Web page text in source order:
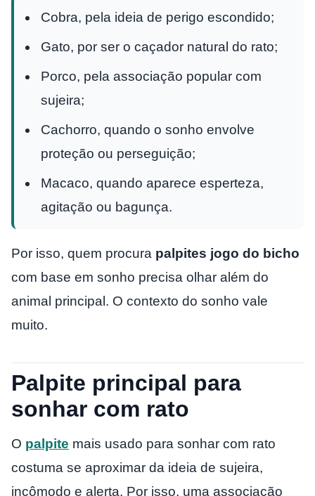
Cobra, pela ideia de perigo escondido;
Gato, por ser o caçador natural do rato;
Porco, pela associação popular com
sujeira;
Cachorro, quando o sonho envolve
proteção ou perseguição;
Macaco, quando aparece esperteza,
agitação ou bagunça.
Por isso, quem procura palpites jogo do bicho
com base em sonho precisa olhar além do
animal principal. O contexto do sonho vale
muito.
Palpite principal para
sonhar com rato
O palpite mais usado para sonhar com rato
costuma se aproximar da ideia de sujeira,
incômodo e alerta. Por isso, uma associação